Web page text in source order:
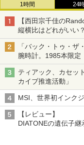
1時間 24
【西田宗千佳の
縦横比はどれがいい
「Galaxy Z Fold」
「バック・トゥ・
腕時計。1985本限定
ティアック、カセッ
カイブ推進活動」
MSI、世界初インク
【レビュー】
DIATONEの遺伝子継